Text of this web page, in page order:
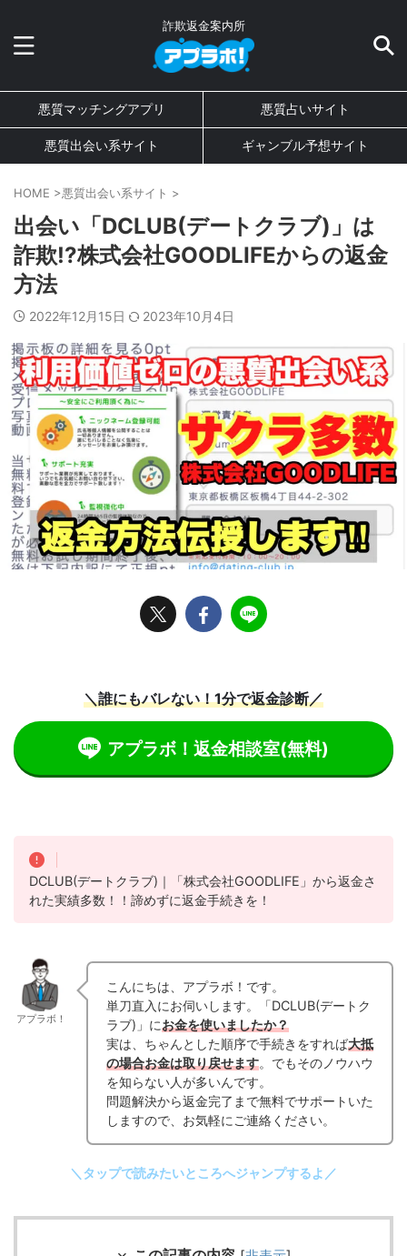
詐欺返金案内所
悪質マッチングアプリ 悪質占いサイト
悪質出会い系サイト ギャンブル予想サイト
HOME >悪質出会い系サイト >
出会い「DCLUB(デートクラブ)」は
詐欺!?株式会社GOODLIFEからの返金
方法
2022年12月15日 2023年10月4日
＼誰にもバレない！1分で返金診断／
アプラボ！返金相談室(無料)
DCLUB(デートクラブ)｜「株式会社GOODLIFE」から返金さ
れた実績多数！！諦めずに返金手続きを！
アプラボ！
こんにちは、アプラボ！です。
単刀直入にお伺いします。「DCLUB(デートク
ラブ)」にお金を使いましたか？
実は、ちゃんとした順序で手続きをすれば大抵
の場合お金は取り戻せます。でもそのノウハウ
を知らない人が多いんです。
問題解決から返金完了まで無料でサポートいた
しますので、お気軽にご連絡ください。
＼タップで読みたいところへジャンプするよ／